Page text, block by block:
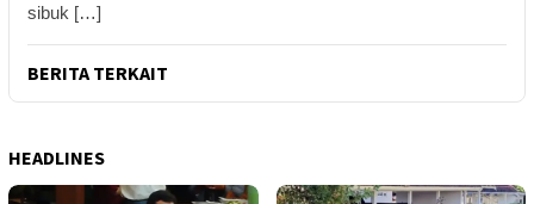
sibuk […]
BERITA TERKAIT
HEADLINES